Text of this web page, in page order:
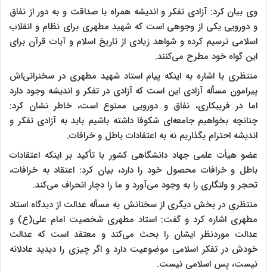
وی بیان کرد: آزادی تفکر و اندیشه همراه با صداقت و به دور از نفاق
و دورویی یکی از وجوهی است که شهید مطهری برای نظام و انقلاب
اسلامی ترسیم کرده و شواهد زیادی از تاریخ اسلام و آیات قرآن برای
این گواه خود مطرح می‌کنند.
منتظری با اشاره به اینکه پیام استاد شهید مطهری در سخنرانی‌اش
پیرامون مسأله آزادی این است که آزادی در تفکر و اندیشه وجود دارد
اما در فریبکاری، نفاق و دورویی ممنوع است، خاطر نشان کرد:
چنانچه بخواهیم جامعه‌ای شکوفا داشته باشیم باید به آزادی تفکر و
اندیشه احترام بگذاریم نه به اعتقادات باطل و خرافات.
عضو هیأت علمی جهاد دانشگاهی کشور با تأکید بر اینکه اعتقادات
باطل و خرافات محصول خود را دارد، بیان کرد: اعتقاد به خرافات،
تحجر و ولنگاری را به وجود می‌آورد و ما را دچار انحراف می‌کند.
منتظری در بخش دیگری از سخنانش به مسأله عدالت از دیدگاه استاد
مطهری اشاره کرد و گفت: استاد مطهری شخصیت امام علی(ع) و
عدالت موردنظر ایشان را بحث می‌کند و معتقد است که عدالت
خودش در تفکر اسلامی موضوعیت دارد و اگر چیزی را دیدید عادلانه
نیست، پس اسلامی نیست.